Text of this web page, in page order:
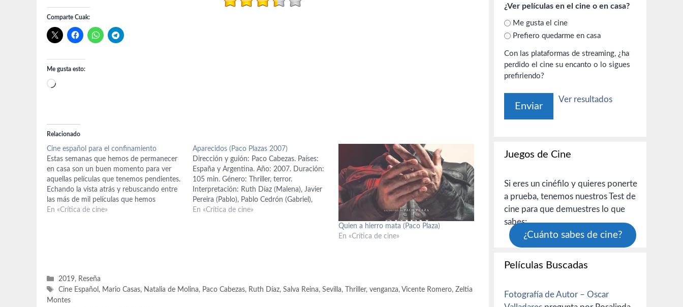
Comparte Cuak:
Me gusta esto:
Cargando...
Relacionado
Cine español para el confinamiento
Estas semanas que hemos de permanecer
en casa son un buen momento para ver
aquellas películas que tenemos pendientes.
Echando la vista atrás y rebuscando entre
las más de mil películas que hemos
comentado en este espacio virtual, durante
En «Crítica de cine»
Aparecidos (Paco Plazas 2007)
Dirección y guión: Paco Cabezas. Países:
España y Argentina. Año: 2007. Duración:
105 min. Género: Thriller, terror.
Interpretación: Ruth Díaz (Malena), Javier
Pereira (Pablo), Pablo Cedrón (Gabriel),
Leonora Balcarce (Amalia), Luciano Cáceres
En «Crítica de cine»
Quien a hierro mata (Paco Plaza)
En «Crítica de cine»
Categorías
2019, Reseña
Etiquetas
Cine Español , Mario Casas, Natalia de Molina, Paco Cabezas, Ruth Díaz,Salva Reina,Sevilla, Thriller,venganza,Vicente Romero,Zeltia
Montes
¿Ver películas en el cine o en casa?
Me gusta el cine
Prefiero quedarme en casa
Con las plataformas de streaming, ¿ha
perdido el cine su encanto o lo sigues
prefiriendo?
Ver resultados
Juegos de Cine
Si eres un cinéfilo y quieres ponerte
a prueba, tenemos nuestros Test de
cine para que demuestres lo que
sabes:
¿Cuánto sabes de cine?
Películas Buscadas
Fotografía de Autor – Oscar